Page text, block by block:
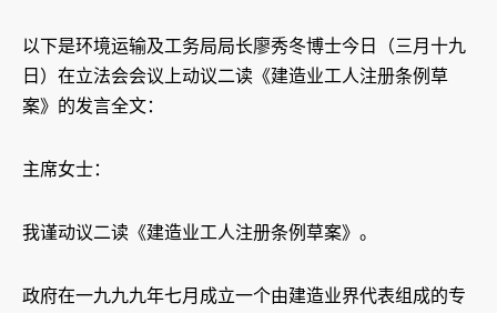
以下是环境运输及工务局局长廖秀冬博士今日（三月十九
日）在立法会会议上动议二读《建造业工人注册条例草
案》的发言全文：
主席女士：
我谨动议二读《建造业工人注册条例草案》。
政府在一九九九年七月成立一个由建造业界代表组成的专